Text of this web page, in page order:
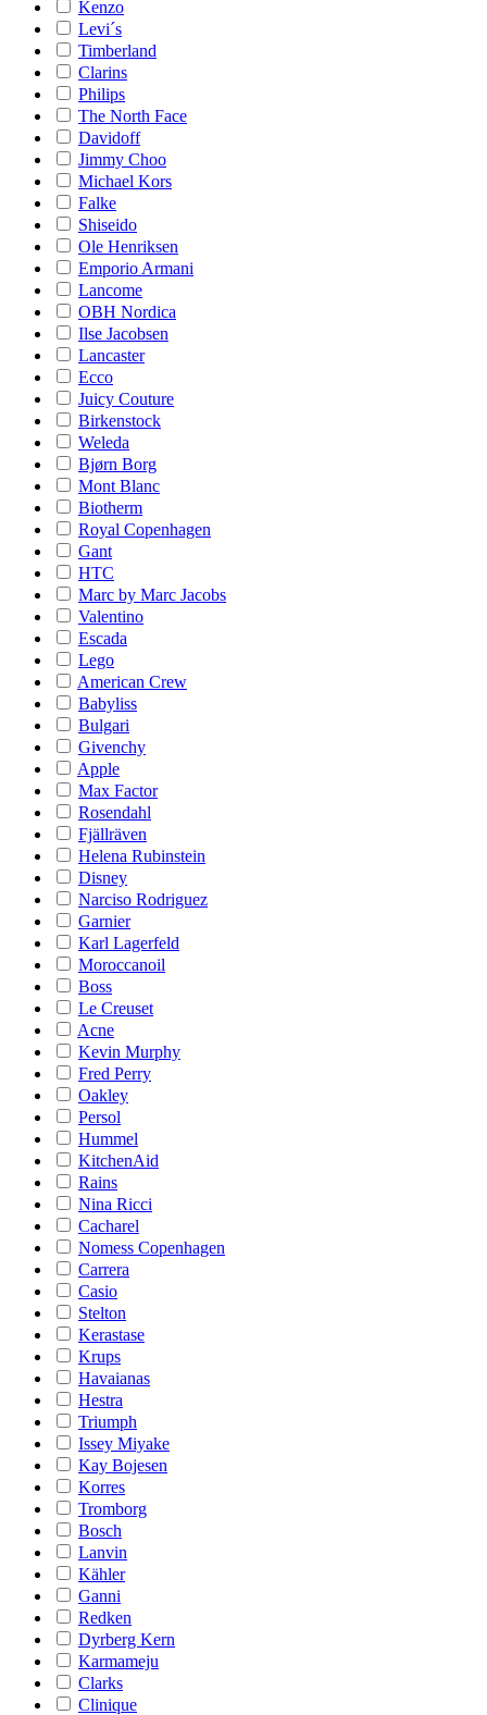
Kenzo
Levi´s
Timberland
Clarins
Philips
The North Face
Davidoff
Jimmy Choo
Michael Kors
Falke
Shiseido
Ole Henriksen
Emporio Armani
Lancome
OBH Nordica
Ilse Jacobsen
Lancaster
Ecco
Juicy Couture
Birkenstock
Weleda
Bjørn Borg
Mont Blanc
Biotherm
Royal Copenhagen
Gant
HTC
Marc by Marc Jacobs
Valentino
Escada
Lego
American Crew
Babyliss
Bulgari
Givenchy
Apple
Max Factor
Rosendahl
Fjällräven
Helena Rubinstein
Disney
Narciso Rodriguez
Garnier
Karl Lagerfeld
Moroccanoil
Boss
Le Creuset
Acne
Kevin Murphy
Fred Perry
Oakley
Persol
Hummel
KitchenAid
Rains
Nina Ricci
Cacharel
Nomess Copenhagen
Carrera
Casio
Stelton
Kerastase
Krups
Havaianas
Hestra
Triumph
Issey Miyake
Kay Bojesen
Korres
Tromborg
Bosch
Lanvin
Kähler
Ganni
Redken
Dyrberg Kern
Karmameju
Clarks
Clinique